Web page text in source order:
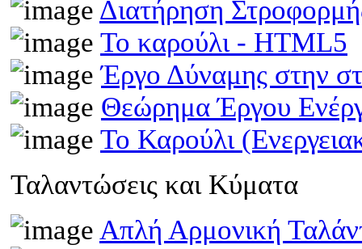
Διατήρηση
Το καρούλι - HTML5
Έργο Δύναμης στην
Θεώρημα Έργου
Το Καρούλι
Ταλαντώσεις και Κύματα
Απλή Αρμονική